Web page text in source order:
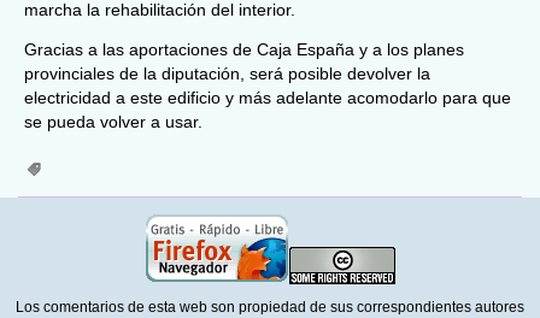
marcha la rehabilitación del interior.
Gracias a las aportaciones de Caja España y a los planes
provinciales de la diputación, será posible devolver la
electricidad a este edificio y más adelante acomodarlo para que
se pueda volver a usar.
Los comentarios de esta web son propiedad de sus correspondientes autores